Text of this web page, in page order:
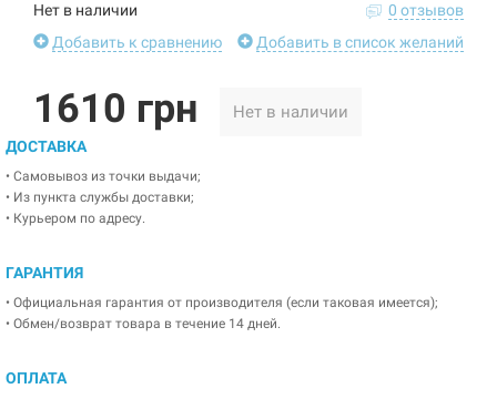
Нет в наличии
0 отзывов
Добавить к сравнению
Добавить в список желаний
1610 грн Нет в наличии
ДОСТАВКА
• Самовывоз из точки выдачи;
• Из пункта службы доставки;
• Курьером по адресу.
ГАРАНТИЯ
• Официальная гарантия от производителя (если таковая имеется);
• Обмен/возврат товара в течение 14 дней.
ОПЛАТА